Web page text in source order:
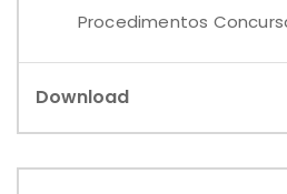
Procedimentos
Download